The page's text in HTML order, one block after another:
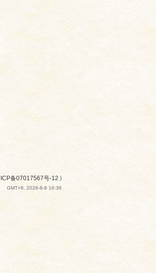
备07017567号-12 )
GMT+8, 2026-8-8 16:36